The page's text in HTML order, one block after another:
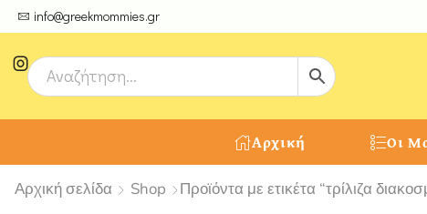
info@greekmommies.gr
μοναδικές δημιουργίες από τους Χειροτέχνες μας!
Αρχική Οι
Αρχική σελίδα Shop Προϊόντα με ετικέτα “τρίλιζα